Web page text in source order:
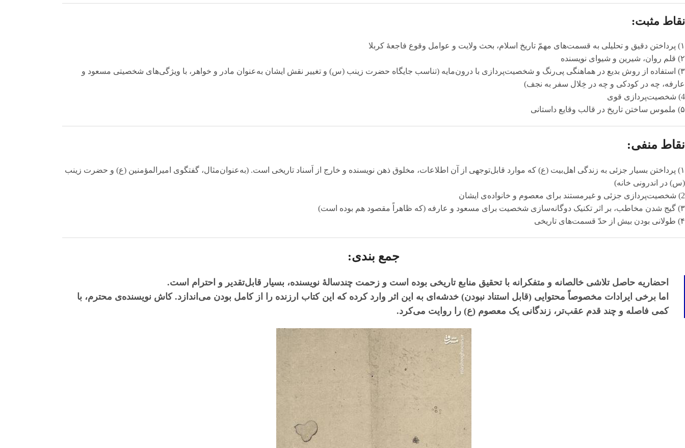
نقاط مثبت:
۱) پرداختن دقیق و تحلیلی به قسمت‌های مهمّ تاریخ اسلام، بحث ولایت و عوامل وقوع فاجعهٔ کربلا
۲) قلم روان، شیرین و شیوای نویسنده
۳) استفاده از روش بدیع در هماهنگی پی‌رنگ و شخصیت‌پردازی با درون‌مایه (تناسب جایگاه حضرت زینب (س) و تغییر نقش ایشان به‌عنوان مادر و خواهر، با ویژگی‌های شخصیتی مسعود و
عارفه، چه در کودکی و چه در خِلال سفر به نجف)
4) شخصیت‌پردازی قوی
۵) ملموس ساختن تاریخ در قالب وقایع داستانی
نقاط منفی:
۱) پرداختن بسیار جزئی به زندگی اهل‌بیت (ع) که موارد قابل‌توجهی از آن اطلاعات، مخلوق ذهن نویسنده و خارج از اَسناد تاریخی است. (به‌عنوان‌مثال، گفتگوی امیرالمؤمنین (ع) و حضرت زینب
(س) در اندرونی خانه)
2) شخصیت‌پردازی جزئی و غیرمستند برای معصوم و خانواده‌ی‌ ایشان
۳) گیج شدن مخاطب، بر اثر تکنیک دوگانه‌سازی شخصیت برای مسعود و عارفه (که ظاهراً مقصود هم بوده است)
۴) طولانی بودن بیش از حدّ قسمت‌های تاریخی
جمع بندی:
احضاریه حاصل تلاشی خالصانه و متفکرانه با تحقیق منابع تاریخی بوده است و زحمت چندسالهٔ نویسنده، بسیار قابل‌تقدیر و احترام است.
اما برخی ایرادات مخصوصاً محتوایی (قابل استناد نبودن) خدشه‌ای به این اثر وارد کرده که این کتاب ارزنده را از کامل بودن می‌اندازد. کاش نویسنده‌ی محترم، با
کمی فاصله و چند قدم عقب‌تر، زندگانی یک معصوم (ع) را روایت می‌کرد.